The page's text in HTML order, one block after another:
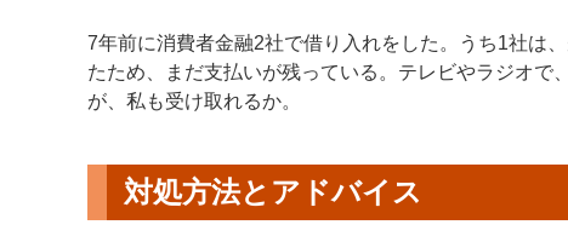
7年前に消費者金融2社で借り入れをした。うち1社は
たため、まだ支払いが残っている。テレビやラジオで
が、私も受け取れるか。
対処方法とアドバイス